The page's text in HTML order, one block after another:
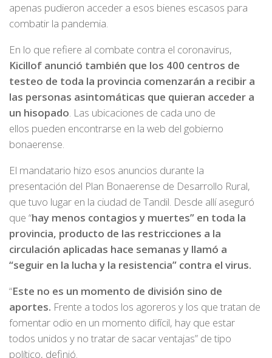
apenas pudieron acceder a esos bienes escasos para
combatir la pandemia.
En lo que refiere al combate contra el coronavirus,
Kicillof anunció también que los 400 centros de
testeo de toda la provincia comenzarán a recibir a
las personas asintomáticas que quieran acceder a
un hisopado. Las ubicaciones de cada uno de
ellos pueden encontrarse en la web del gobierno
bonaerense.
El mandatario hizo esos anuncios durante la
presentación del Plan Bonaerense de Desarrollo Rural,
que tuvo lugar en la ciudad de Tandil. Desde allí aseguró
que “hay menos contagios y muertes” en toda la
provincia, producto de las restricciones a la
circulación aplicadas hace semanas y llamó a
“seguir en la lucha y la resistencia” contra el virus.
“Este no es un momento de división sino de
aportes. Frente a todos los agoreros y los que tratan de
fomentar odio en un momento difícil, hay que estar
todos unidos y no tratar de sacar ventajas” de tipo
político, definió.